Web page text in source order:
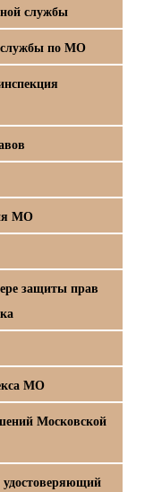
службы
службы по МО
МО
защиты прав
МО
Московской